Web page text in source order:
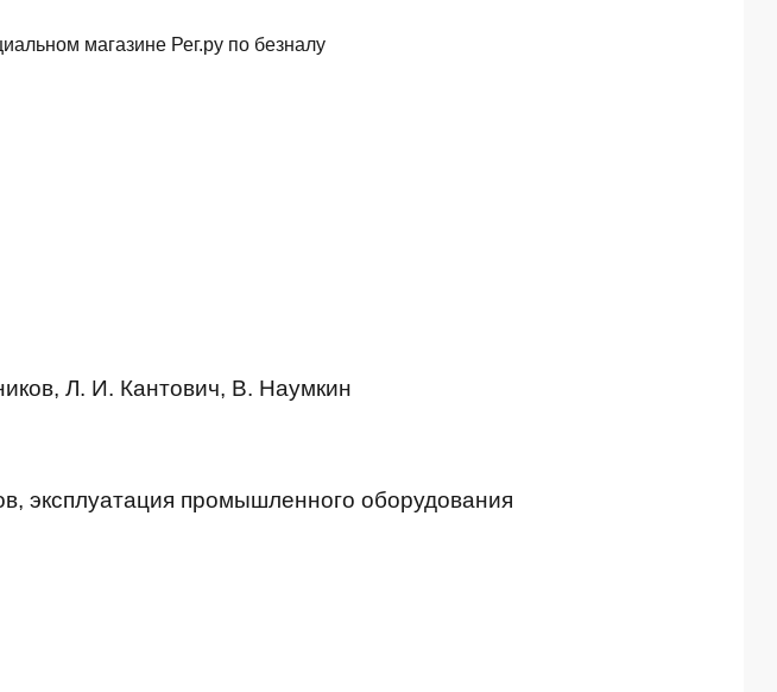
магазине Рег.ру по безналу
Л. И. Кантович, В. Наумкин
эксплуатация промышленного оборудования